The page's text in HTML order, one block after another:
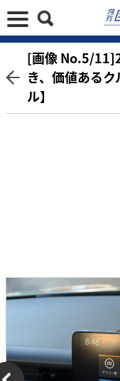
[画像 No.5/
き、価値ある
ル】